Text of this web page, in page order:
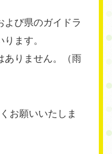
よび県のガイドラ
ます。
ありません。（雨
お願いいたしま